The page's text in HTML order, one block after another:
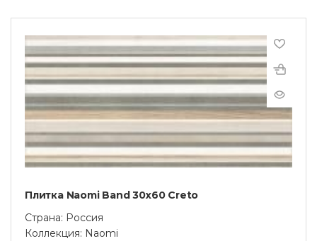
Плитка Naomi Band 30х60 Creto
Страна: Россия
Коллекция: Naomi